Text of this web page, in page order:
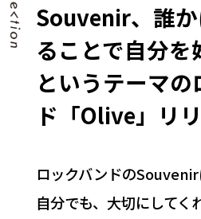
Souvenir、誰
ることで自分を
というテーマ
ド「Olive」リ
ロックバンドの
自分でも、大切にしてく